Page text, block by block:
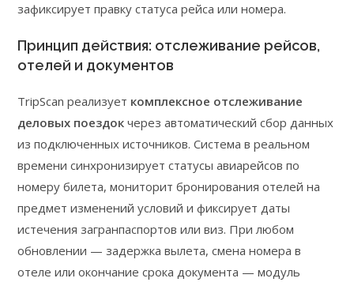
зафиксирует правку статуса рейса или номера.
Принцип действия: отслеживание рейсов,
отелей и документов
TripScan реализует комплексное отслеживание
деловых поездок через автоматический сбор данных
из подключенных источников. Система в реальном
времени синхронизирует статусы авиарейсов по
номеру билета, мониторит бронирования отелей на
предмет изменений условий и фиксирует даты
истечения загранпаспортов или виз. При любом
обновлении — задержка вылета, смена номера в
отеле или окончание срока документа — модуль